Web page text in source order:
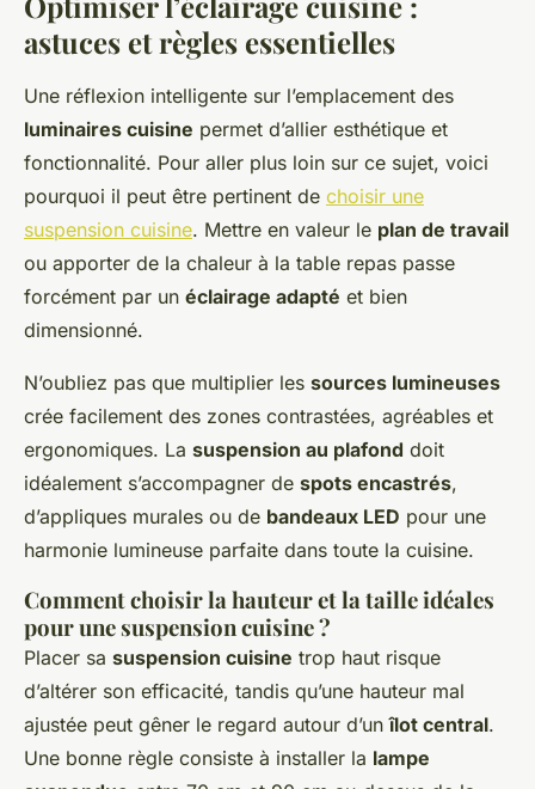
astuces et règles essentielles
Une réflexion intelligente sur l’emplacement des
luminaires cuisine permet d’allier esthétique et
fonctionnalité. Pour aller plus loin sur ce sujet, voici
pourquoi il peut être pertinent de choisir une
suspension cuisine. Mettre en valeur le plan de travail
ou apporter de la chaleur à la table repas passe
forcément par un éclairage adapté et bien
dimensionné.
N’oubliez pas que multiplier les sources lumineuses
crée facilement des zones contrastées, agréables et
ergonomiques. La suspension au plafond doit
idéalement s’accompagner de spots encastrés,
d’appliques murales ou de bandeaux LED pour une
harmonie lumineuse parfaite dans toute la cuisine.
Comment choisir la hauteur et la taille idéales
pour une suspension cuisine ?
Placer sa suspension cuisine trop haut risque
d’altérer son efficacité, tandis qu’une hauteur mal
ajustée peut gêner le regard autour d’unîlot central.
Une bonne règle consiste à installer la lampe